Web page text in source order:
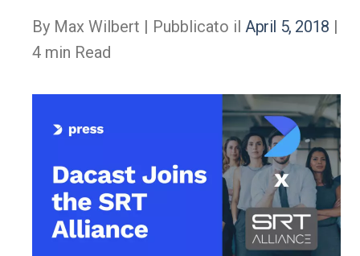
By Max Wilbert | Pubblicato il April 5, 2018 |
4 min Read